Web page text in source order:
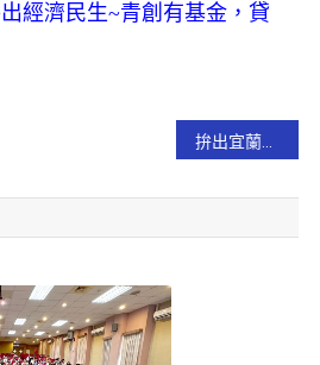
經濟民生~青創有基金，貸